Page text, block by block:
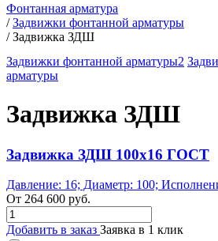
Фонтанная арматура
/Задвижки фонтанной арматуры
/Задвижка ЗДШ
Задвижки фонтанной арматуры2
арматуры
Задвижка ЗДШ
Задвижка ЗДШ 100x16 ГОСТ
Давление: 16; Диаметр: 100;
От 264 600 руб.
Добавить в заказ Заявка в 1 клик